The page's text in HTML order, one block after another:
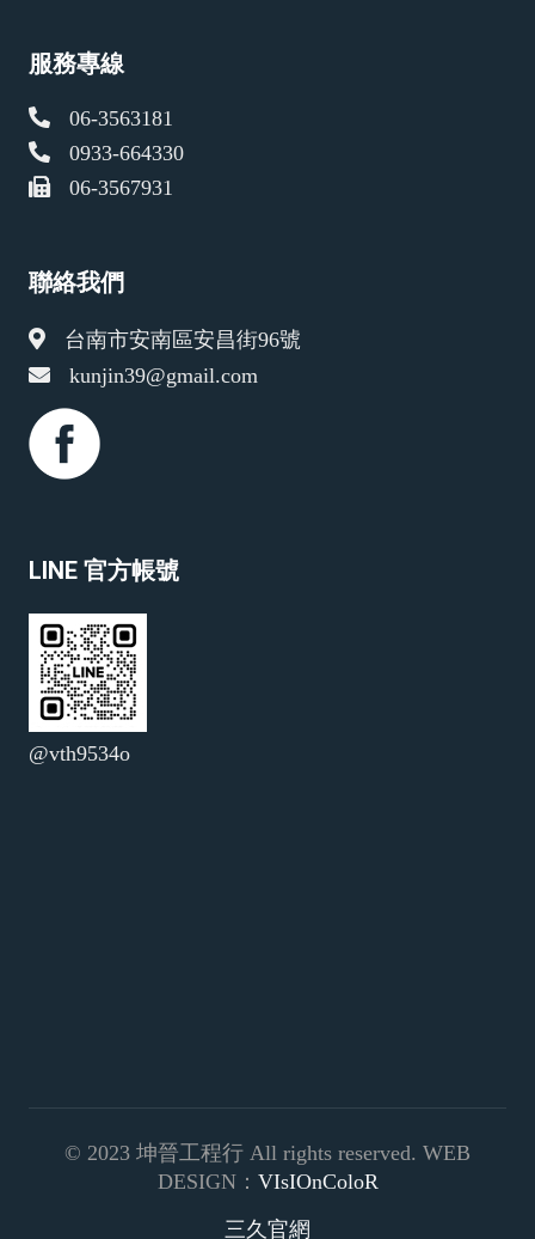
服務專線
06-3563181
0933-664330
06-3567931
聯絡我們
台南市安南區安昌街96號
kunjin39@gmail.com
LINE 官方帳號
@vth9534o
© 2023 坤晉工程行 All rights reserved. WEB
DESIGN： VIsIOnColoR
三久官網